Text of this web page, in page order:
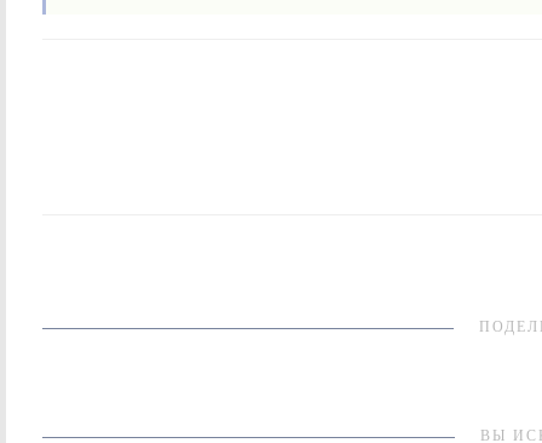
ВЫ